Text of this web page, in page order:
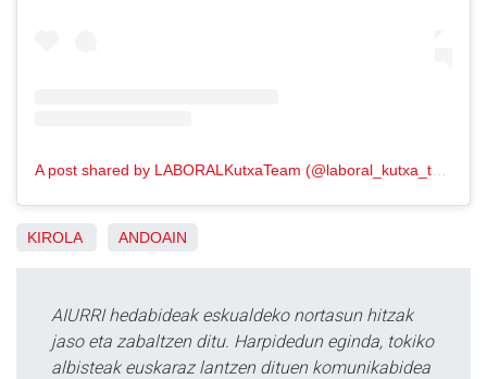
KIROLA ANDOAIN
AIURRI hedabideak eskualdeko nortasun hitzak
jaso eta zabaltzen ditu. Harpidedun eginda, tokiko
albisteak euskaraz lantzen dituen komunikabidea